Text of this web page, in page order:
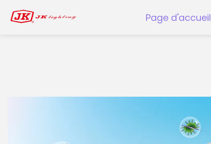
Page d'accueil